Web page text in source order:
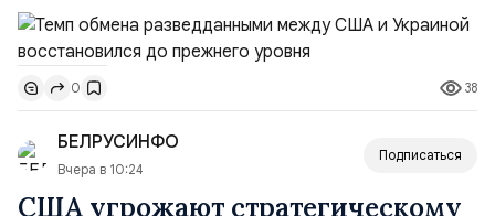
высокопоставленный член комитета по разведке,
добавив, что использование Украиной беспилотников и
ракет большой дальности позволило ей наносить
удары вглубь российской территории и укрепило её
позиции.Сотрудничество со стороны США стало
ключом к позитивному пов...
0 38
БЕЛРУСИНФО
Вчера в 10:24
Подписаться
США угрожают стратегическому